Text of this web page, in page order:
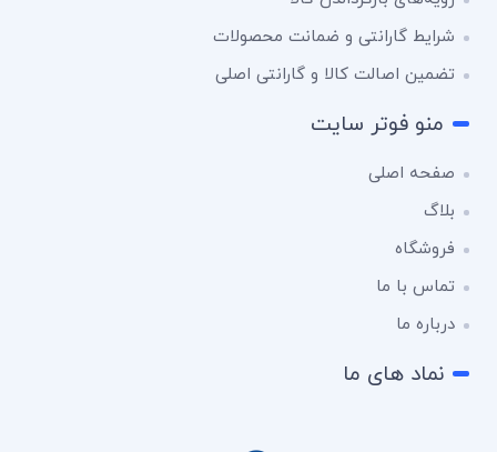
شرایط گارانتی و ضمانت محصولات
تضمین اصالت کالا و گارانتی اصلی
منو فوتر سایت
صفحه اصلی
بلاگ
فروشگاه
تماس با ما
درباره ما
نماد های ما